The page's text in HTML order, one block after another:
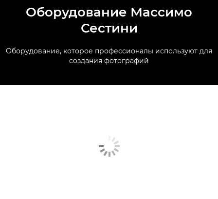
Оборудование Массимо
Сестини
Оборудование, которое профессионалы используют для
создания фотографий